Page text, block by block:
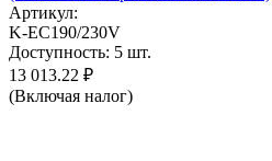
Артикул:
K-EC190/230V
Доступность: 5 шт.
13 013.22 ₽
(Включая налог)